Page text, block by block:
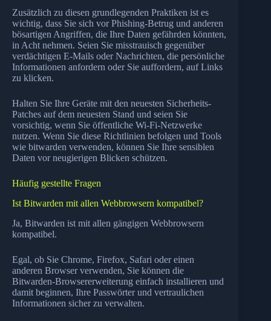
Zusätzlich zu diesen grundlegenden Praktiken ist es
wichtig, dass Sie sich vor Phishing-Betrug und anderen
bösartigen Angriffen, die Ihre Daten gefährden könnten,
in Acht nehmen. Seien Sie misstrauisch gegenüber
verdächtigen E-Mails oder Nachrichten, die persönliche
Informationen anfordern oder Sie auffordern, auf Links
zu klicken.
Halten Sie Ihre Geräte mit den neuesten Sicherheits-
Patches auf dem neuesten Stand und seien Sie
vorsichtig, wenn Sie öffentliche Wi-Fi-Netzwerke
nutzen. Wenn Sie diese Richtlinien befolgen und Tools
wie bitwarden verwenden, können Sie Ihre sensiblen
Daten vor neugierigen Blicken schützen.
Häufig gestellte Fragen
Ist Bitwarden mit allen Webbrowsern kompatibel?
Ja, Bitwarden ist mit allen gängigen Webbrowsern
kompatibel.
Egal, ob Sie Chrome, Firefox, Safari oder einen
anderen Browser verwenden, Sie können die
Bitwarden-Browsererweiterung einfach installieren und
damit beginnen, Ihre Passwörter und vertraulichen
Informationen sicher zu verwalten.